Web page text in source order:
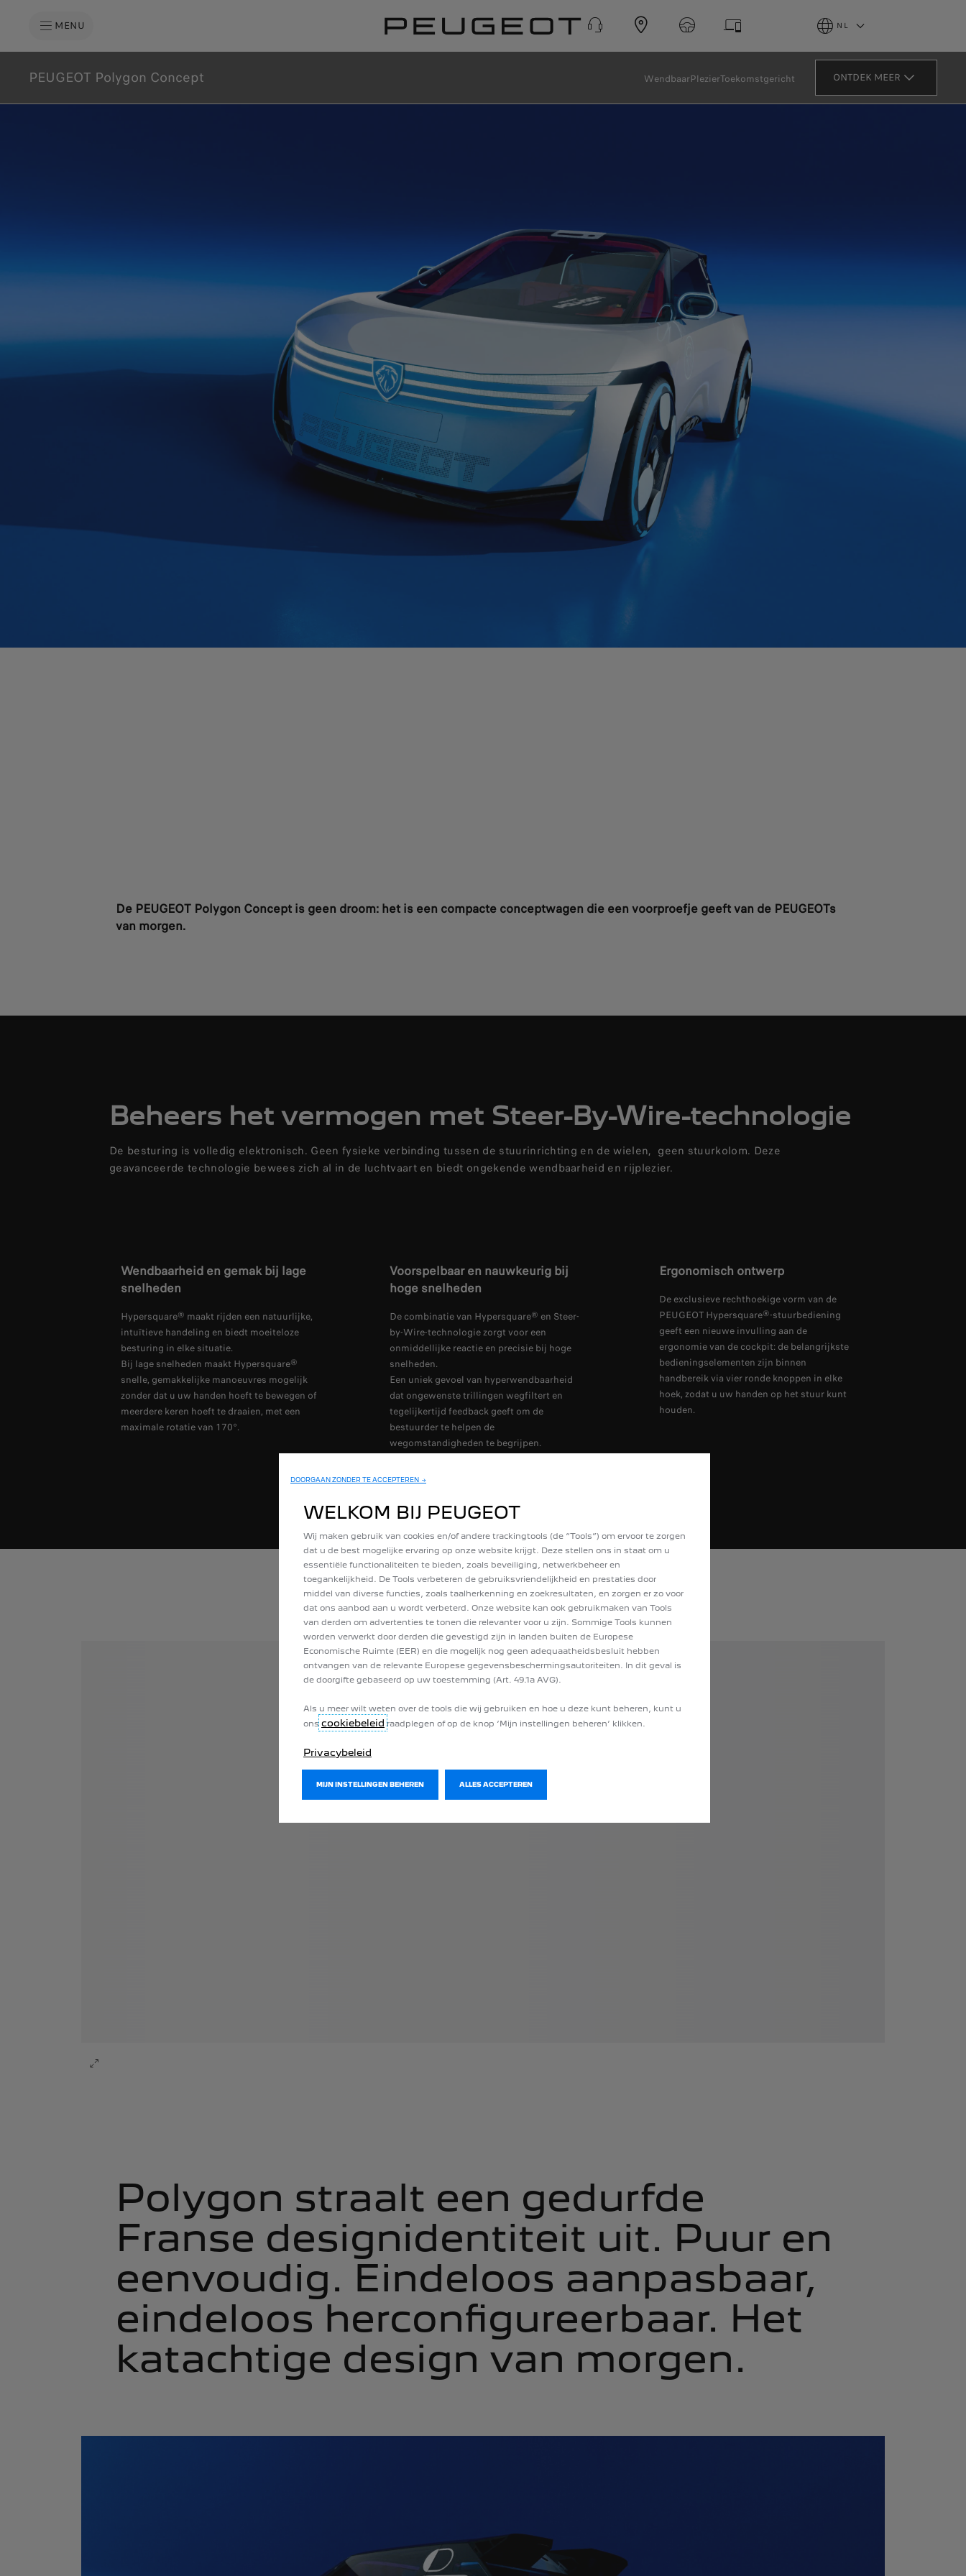
MENU NL
PEUGEOT Polygon Concept WendbaarPlezierToekomstgericht ONTDEK MEER
De PEUGEOT Polygon Concept is geen droom: het is een compacte conceptwagen die een voorproefje geeft van de PEUGEOTs
van morgen.
Beheers het vermogen met Steer-By-Wire-technologie
De besturing is volledig elektronisch. Geen fysieke verbinding tussen de stuurinrichting en de wielen, geen stuurkolom. Deze
geavanceerde technologie bewees zich al in de luchtvaart en biedt ongekende wendbaarheid en rijplezier.
Wendbaarheid en gemak bij lage
snelheden
Hypersquare® maakt rijden een natuurlijke,
intuïtieve handeling en biedt moeiteloze
besturing in elke situatie. ​
Bij lage snelheden maakt Hypersquare®
snelle, gemakkelijke manoeuvres mogelijk
zonder dat u uw handen hoeft te bewegen of
meerdere keren hoeft te draaien, met een
maximale rotatie van 170°.​
Voorspelbaar en nauwkeurig bij
hoge snelheden
De combinatie van Hypersquare® en Steer-
by-Wire-technologie zorgt voor een
onmiddellijke reactie en precisie bij hoge
snelheden.
Een uniek gevoel van hyperwendbaarheid
dat ongewenste trillingen wegfiltert en
tegelijkertijd feedback geeft om de
bestuurder te helpen de
wegomstandigheden te begrijpen.
Ergonomisch ontwerp
De exclusieve rechthoekige vorm van de
PEUGEOT Hypersquare®-stuurbediening
geeft een nieuwe invulling aan de
ergonomie van de cockpit: de belangrijkste
bedieningselementen zijn binnen
handbereik via vier ronde knoppen in elke
hoek, zodat u uw handen op het stuur kunt
houden.
Polygon straalt een gedurfde
Franse designidentiteit uit. Puur en
eenvoudig. Eindeloos aanpasbaar,
eindeloos herconfigureerbaar. Het
katachtige design van morgen.
DOORGAAN ZONDER TE ACCEPTEREN →
WELKOM BIJ PEUGEOT
Wij maken gebruik van cookies en/of andere trackingtools (de “Tools”) om ervoor te zorgen
dat u de best mogelijke ervaring op onze website krijgt. Deze stellen ons in staat om u
essentiële functionaliteiten te bieden, zoals beveiliging, netwerkbeheer en
toegankelijkheid. De Tools verbeteren de gebruiksvriendelijkheid en prestaties door
middel van diverse functies, zoals taalherkenning en zoekresultaten, en zorgen er zo voor
dat ons aanbod aan u wordt verbeterd. Onze website kan ook gebruikmaken van Tools
van derden om advertenties te tonen die relevanter voor u zijn. Sommige Tools kunnen
worden verwerkt door derden die gevestigd zijn in landen buiten de Europese
Economische Ruimte (EER) en die mogelijk nog geen adequaatheidsbesluit hebben
ontvangen van de relevante Europese gegevensbeschermingsautoriteiten. In dit geval is
de doorgifte gebaseerd op uw toestemming (Art. 49.1a AVG).
Als u meer wilt weten over de tools die wij gebruiken en hoe u deze kunt beheren, kunt u
ons cookiebeleid raadplegen of op de knop ‘Mijn instellingen beheren’ klikken.
Privacybeleid
MIJN INSTELLINGEN BEHEREN ALLES ACCEPTEREN